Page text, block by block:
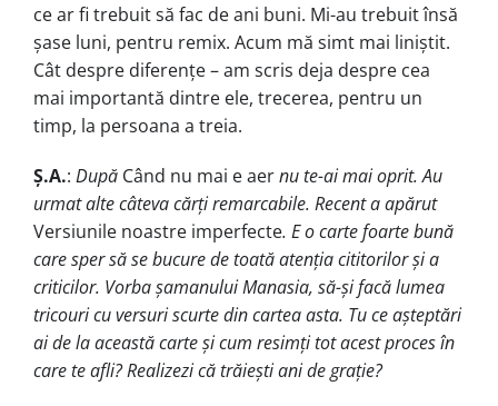
ce ar fi trebuit să fac de ani buni. Mi-au trebuit însă
șase luni, pentru remix. Acum mă simt mai liniștit.
Cât despre diferențe – am scris deja despre cea
mai importantă dintre ele, trecerea, pentru un
timp, la persoana a treia.
Ș.A.: După Când nu mai e aernu te-ai mai oprit. Au
urmat alte câteva cărți remarcabile. Recent a apărut
Versiunile noastre imperfecte. E o carte foarte bună
care sper să se bucure de toată atenția cititorilor și a
criticilor. Vorba șamanului Manasia, să-și facă lumea
tricouri cu versuri scurte din cartea asta. Tu ce așteptări
ai de la această carte și cum resimți tot acest proces în
care te afli? Realizezi că trăiești ani de grație?